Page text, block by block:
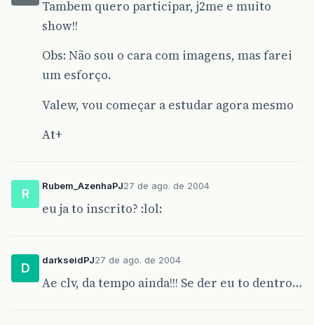
Tambem quero participar, j2me e muito
show!!
Obs: Não sou o cara com imagens, mas farei
um esforço.
Valew, vou começar a estudar agora mesmo
At+
R
Rubem_AzenhaPJ27 de ago. de 2004
eu ja to inscrito? :lol:
D
darkseidPJ27 de ago. de 2004
Ae clv, da tempo ainda!!! Se der eu to dentro…